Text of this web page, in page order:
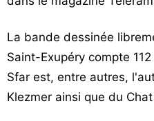
La bande dessinée
Saint-Exupéry compte
Sfar est, entre autres,
Klezmer ainsi que du